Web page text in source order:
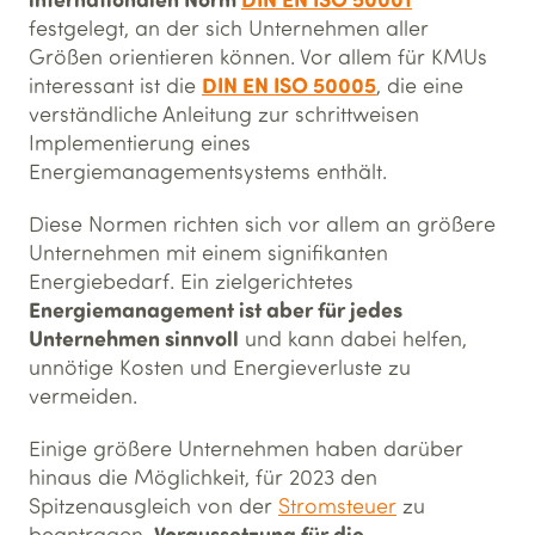
festgelegt, an der sich Unternehmen aller
Größen orientieren können. Vor allem für KMUs
interessant ist die DIN EN ISO 50005, die eine
verständliche Anleitung zur schrittweisen
Implementierung eines
Energiemanagementsystems enthält.
Diese Normen richten sich vor allem an größere
Unternehmen mit einem signifikanten
Energiebedarf. Ein zielgerichtetes
Energiemanagement ist aber für jedes
Unternehmen sinnvoll und kann dabei helfen,
unnötige Kosten und Energieverluste zu
vermeiden.
Einige größere Unternehmen haben darüber
hinaus die Möglichkeit, für 2023 den
Spitzenausgleich von der Stromsteuer zu